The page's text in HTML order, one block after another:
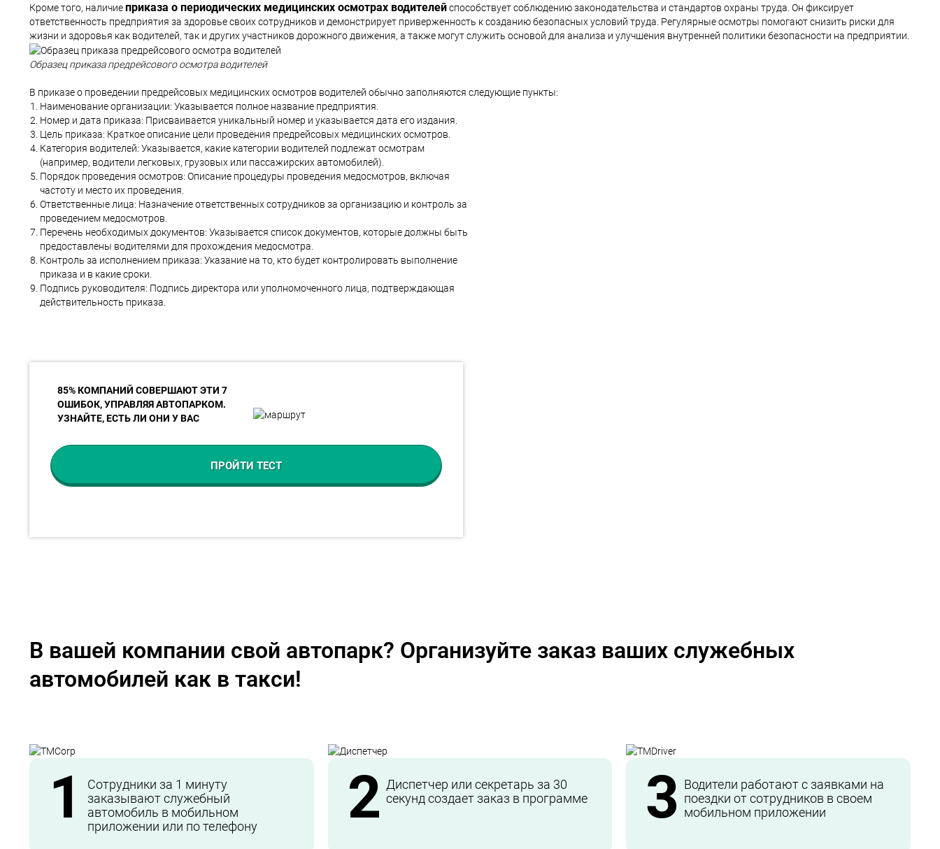
Кроме того, наличиеприказа о периодических медицинских осмотрах водителейспособствует соблюдению законодательства и стандартов охраны труда. Он фиксирует
ответственность предприятия за здоровье своих сотрудников и демонстрирует приверженность к созданию безопасных условий труда. Регулярные осмотры помогают снизить риски для
жизни и здоровья как водителей, так и других участников дорожного движения, а также могут служить основой для анализа и улучшения внутренней политики безопасности на предприятии.
Образец приказа предрейсового осмотра водителей
В приказе о проведении предрейсовых медицинских осмотров водителей обычно заполняются следующие пункты:
Наименование организации: Указывается полное название предприятия.
Номер и дата приказа: Присваивается уникальный номер и указывается дата его издания.
Цель приказа: Краткое описание цели проведения предрейсовых медицинских осмотров.
Категория водителей: Указывается, какие категории водителей подлежат осмотрам
(например, водители легковых, грузовых или пассажирских автомобилей).
Порядок проведения осмотров: Описание процедуры проведения медосмотров, включая
частоту и место их проведения.
Ответственные лица: Назначение ответственных сотрудников за организацию и контроль за
проведением медосмотров.
Перечень необходимых документов: Указывается список документов, которые должны быть
предоставлены водителями для прохождения медосмотра.
Контроль за исполнением приказа: Указание на то, кто будет контролировать выполнение
приказа и в какие сроки.
Подпись руководителя: Подпись директора или уполномоченного лица, подтверждающая
действительность приказа.
85% КОМПАНИЙ СОВЕРШАЮТ ЭТИ 7
ОШИБОК, УПРАВЛЯЯ АВТОПАРКОМ.
УЗНАЙТЕ, ЕСТЬ ЛИ ОНИ У ВАС
ПРОЙТИ ТЕСТ
В вашей компании свой автопарк? Организуйте заказ ваших служебных
автомобилей как в такси!
1
Сотрудники за 1 минуту
заказывают служебный
автомобиль в мобильном
приложении или по телефону
2 Диспетчер или секретарь за 30
секунд создает заказ в программе
3 Водители работают с заявками на
поездки от сотрудников в своем
мобильном приложении